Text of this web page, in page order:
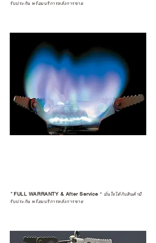
รับประกัน พร้อมบริการหลังการขาย
*FULL WARRANTY & After Service * มั่นใจได้กับสินค้ามี
รับประกัน พร้อมบริการหลังการขาย